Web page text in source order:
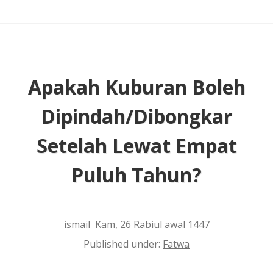
dalam
Waktu
yang
Apakah Kuburan Boleh
Dipindah/Dibongkar
Setelah Lewat Empat
Puluh Tahun?
ismail Kam, 26 Rabiul awal 1447
Published under: Fatwa